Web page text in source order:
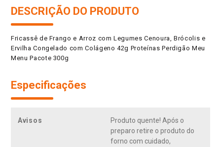
DESCRIÇÃO DO PRODUTO
Fricassê de Frango e Arroz com Legumes Cenoura, Brócolis e
Ervilha Congelado com Colágeno 42g Proteínas Perdigão Meu
Menu Pacote 300g
Especificações
Avisos
Produto quente! Após o
preparo retire o produto do
forno com cuidado,